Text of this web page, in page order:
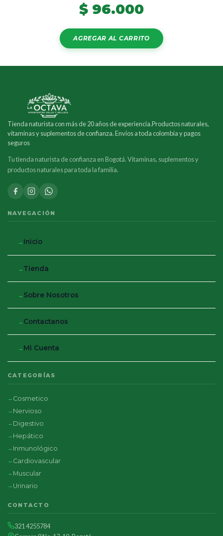
$ 96.000
AGREGAR AL CARRITO
Tienda naturista con más de 20 años de experiencia.Productos naturales,
vitaminas y suplementos de confianza. Envios a toda colombia y pagos
seguros
Tu tienda naturista de confianza en Bogotá. Vitaminas, suplementos y
productos naturales para toda la familia.
NAVEGACIÓN
Inicio
Tienda
Sobre Nosotros
Contactanos
Mi Cuenta
CATEGORÍAS
Cosmetico
Nervioso
Digestivo
Hepático
Inmunológico
Cardiovascular
Muscular
Urinario
CONTACTO
321 4255784